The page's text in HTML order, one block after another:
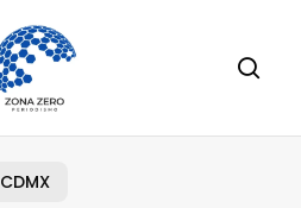
CDMX